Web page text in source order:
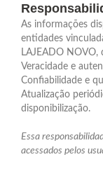
As informações
entidades
LAJEADO NOVO,
Veracidade e
Confiabilidade e
Atualização
disponibilização.
Essa
acessados pelos